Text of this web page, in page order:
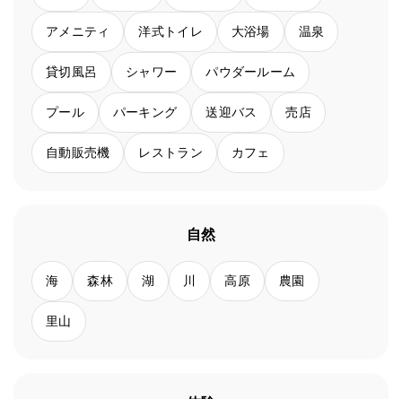
アメニティ 洋式トイレ 大浴場 温泉
貸切風呂 シャワー パウダールーム
プール パーキング 送迎バス 売店
自動販売機 レストラン カフェ
自然
海 森林 湖 川 高原 農園
里山